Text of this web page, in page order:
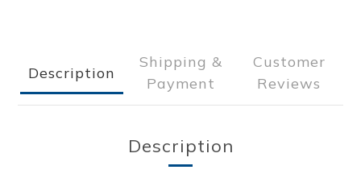
Description
Shipping &
Payment
Customer
Reviews
Description